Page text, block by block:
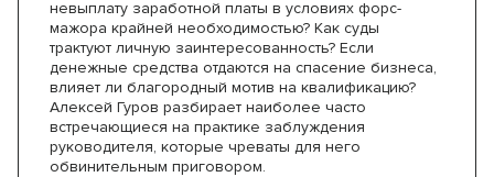
невыплату заработной платы в условиях форс-
мажора крайней необходимостью? Как суды
трактуют личную заинтересованность? Если
денежные средства отдаются на спасение бизнеса,
влияет ли благородный мотив на квалификацию?
Алексей Гуров разбирает наиболее часто
встречающиеся на практике заблуждения
руководителя, которые чреваты для него
обвинительным приговором.